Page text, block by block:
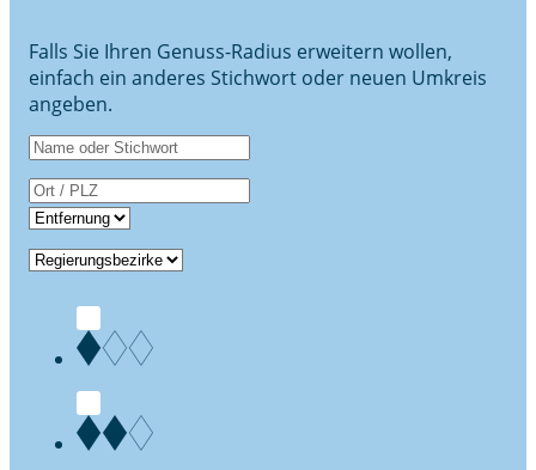
Falls Sie Ihren Genuss-Radius erweitern wollen,
einfach ein anderes Stichwort oder neuen Umkreis
angeben.